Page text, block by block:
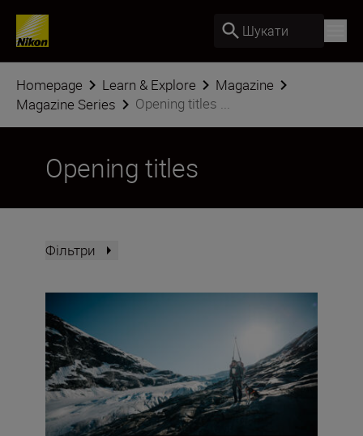
Шукати
Homepage Learn & Explore
Magazine
Magazine Series
Opening titles ...
Opening titles
Фільтри
Documentary making with the Z6III and Jan Vincent